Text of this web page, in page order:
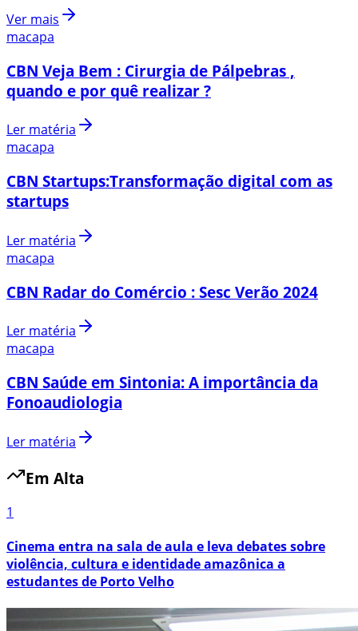
Ver mais
macapa
CBN Veja Bem : Cirurgia de Pálpebras ,
quando e por quê realizar ?
Ler matéria
macapa
CBN Startups:Transformação digital com as
startups
Ler matéria
macapa
CBN Radar do Comércio : Sesc Verão 2024
Ler matéria
macapa
CBN Saúde em Sintonia: A importância da
Fonoaudiologia
Ler matéria
Em Alta
1
Cinema entra na sala de aula e leva debates sobre
violência, cultura e identidade amazônica a
estudantes de Porto Velho